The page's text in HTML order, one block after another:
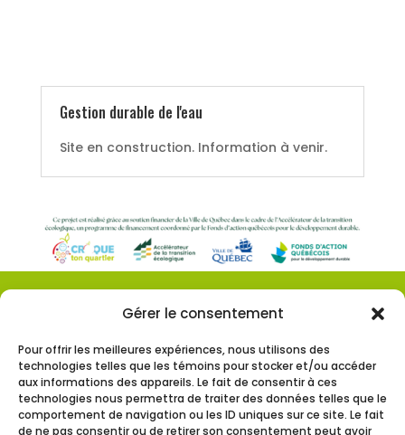
Gérer le consentement
Pour offrir les meilleures expériences, nous utilisons des
technologies telles que les témoins pour stocker et/ou accéder
aux informations des appareils. Le fait de consentir à ces
technologies nous permettra de traiter des données telles que le
comportement de navigation ou les ID uniques sur ce site. Le fait
de ne pas consentir ou de retirer son consentement peut avoir
Gestion durable de l'eau
Site en construction. Information à venir.
Consultez notrepolitique de confidentialité et
de protection des renseignements personnels
Abonnez-vous ànotre infolettre!